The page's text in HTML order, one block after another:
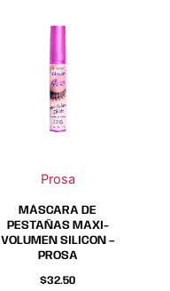
Prosa
MÁSCARA DE
PESTAÑAS MAXI-
VOLUMEN SILICON –
PROSA
$32.50